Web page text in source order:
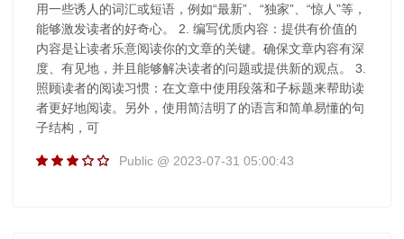
用一些诱人的词汇或短语，例如“最新”、“独家”、“惊人”等，
能够激发读者的好奇心。 2. 编写优质内容：提供有价值的
内容是让读者乐意阅读你的文章的关键。确保文章内容有深
度、有见地，并且能够解决读者的问题或提供新的观点。 3.
照顾读者的阅读习惯：在文章中使用段落和子标题来帮助读
者更好地阅读。另外，使用简洁明了的语言和简单易懂的句
子结构，可
Public @ 2023-07-31 05:00:43